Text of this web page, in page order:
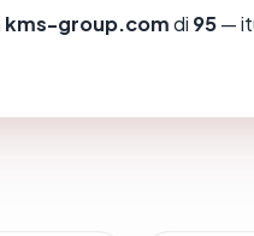
kms-group.comdi 95—